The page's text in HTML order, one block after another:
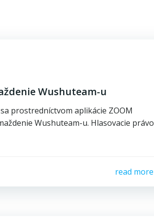
Wushuteam-u
prostredníctvom aplikácie ZOOM
Wushuteam-u. Hlasovacie právo
read more